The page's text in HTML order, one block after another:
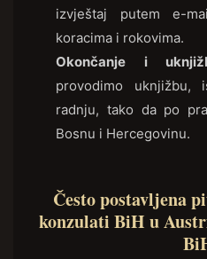
izvještaj putem e-
koracima i rokovima.
Okončanje i
provodimo uknjižbu,
radnju, tako da po
Bosnu i Hercegovinu.
Često postavljena
konzulati BiH u